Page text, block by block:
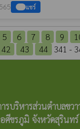
แชร์
5 6 7 8 9
42 43 44 341 -
รบริหารส่วนตำบลขว
อศีขรภูมิ จังหวัดสุรินท